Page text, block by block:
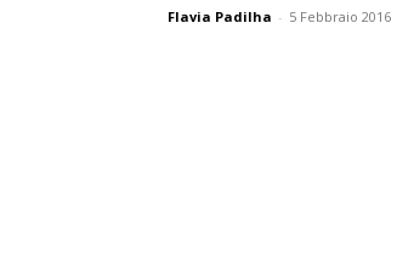
Flavia Padilha - 5 Febbraio 2016